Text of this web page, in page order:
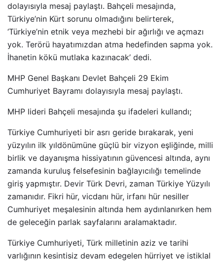
dolayısıyla mesaj paylaştı. Bahçeli mesajında,
Türkiye’nin Kürt sorunu olmadığını belirterek,
‘Türkiye’nin etnik veya mezhebi bir ağırlığı ve açmazı
yok. Terörü hayatımızdan atma hedefinden sapma yok.
İhanetin kökü mutlaka kazınacak’ dedi.
MHP Genel Başkanı Devlet Bahçeli 29 Ekim
Cumhuriyet Bayramı dolayısıyla mesaj paylaştı.
MHP lideri Bahçeli mesajında şu ifadeleri kullandı;
Türkiye Cumhuriyeti bir asrı geride bırakarak, yeni
yüzyılın ilk yıldönümüne güçlü bir vizyon eşliğinde, milli
birlik ve dayanışma hissiyatının güvencesi altında, aynı
zamanda kuruluş felsefesinin bağlayıcılığı temelinde
giriş yapmıştır. Devir Türk Devri, zaman Türkiye Yüzyılı
zamanıdır. Fikri hür, vicdanı hür, irfanı hür nesiller
Cumhuriyet meşalesinin altında hem aydınlanırken hem
de geleceğin parlak sayfalarını aralamaktadır.
Türkiye Cumhuriyeti, Türk milletinin aziz ve tarihi
varlığının kesintisiz devam edegelen hürriyet ve istiklal